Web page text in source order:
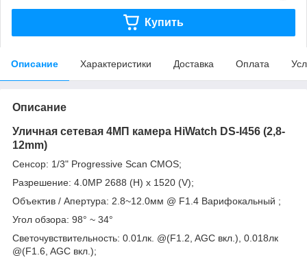
Купить
Описание Характеристики Доставка Оплата
Описание
Уличная сетевая 4МП камера HiWatch DS-I456 (2,8-
12mm)
Сенсор: 1/3" Progressive Scan CMOS;
Разрешение: 4.0MP 2688 (H) x 1520 (V);
Объектив / Апертура: 2.8~12.0мм @ F1.4 Варифокальный ;
Угол обзора: 98° ~ 34°
Светочувствительность: 0.01лк. @(F1.2, AGC вкл.), 0.018лк
@(F1.6, AGC вкл.);